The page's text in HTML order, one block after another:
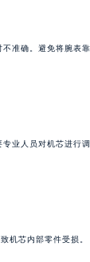
准确。避免将腕表
业人员对机芯进行
机芯内部零件受损。